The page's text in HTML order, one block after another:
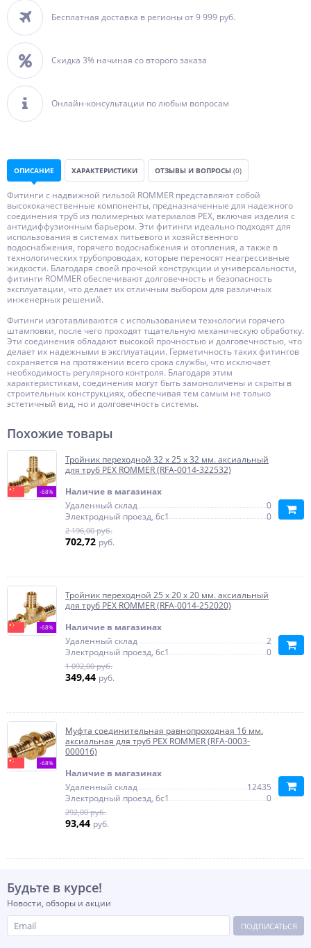
Бесплатная доставка в регионы от 9 999 руб.
Скидка 3% начиная со второго заказа
Онлайн-консультации по любым вопросам
ОПИСАНИЕ ХАРАКТЕРИСТИКИ ОТЗЫВЫ И ВОПРОСЫ (0)
Фитинги с надвижной гильзой ROMMER представляют собой
высококачественные компоненты, предназначенные для надежного
соединения труб из полимерных материалов PEX, включая изделия с
антидиффузионным барьером. Эти фитинги идеально подходят для
использования в системах питьевого и хозяйственного
водоснабжения, горячего водоснабжения и отопления, а также в
технологических трубопроводах, которые переносят неагрессивные
жидкости. Благодаря своей прочной конструкции и универсальности,
фитинги ROMMER обеспечивают долговечность и безопасность
эксплуатации, что делает их отличным выбором для различных
инженерных решений.
Фитинги изготавливаются с использованием технологии горячего
штамповки, после чего проходят тщательную механическую обработку.
Эти соединения обладают высокой прочностью и долговечностью, что
делает их надежными в эксплуатации. Герметичность таких фитингов
сохраняется на протяжении всего срока службы, что исключает
необходимость регулярного контроля. Благодаря этим
характеристикам, соединения могут быть замоноличены и скрыты в
строительных конструкциях, обеспечивая тем самым не только
эстетичный вид, но и долговечность системы.
Похожие товары
-68%
Тройник переходной 32 x 25 x 32 мм. аксиальный
для труб PEX ROMMER (RFA-0014-322532)
Наличие в магазинах
Удаленный склад
0
Электродный проезд, 6с1
0
2 196,00 руб.
702,72 руб.
-68%
Тройник переходной 25 x 20 x 20 мм. аксиальный
для труб PEX ROMMER (RFA-0014-252020)
Наличие в магазинах
Удаленный склад
2
Электродный проезд, 6с1
0
1 092,00 руб.
349,44 руб.
-68%
Муфта соединительная равнопроходная 16 мм.
аксиальная для труб PEX ROMMER (RFA-0003-
000016)
Наличие в магазинах
Удаленный склад
12435
Электродный проезд, 6с1
0
292,00 руб.
93,44 руб.
Будьте в курсе!
Новости, обзоры и акции
ПОДПИСАТЬСЯ